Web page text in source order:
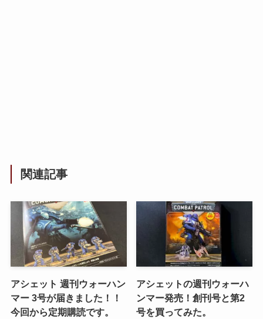
関連記事
アシェット 週刊ウォーハン
マー 3号が届きました！！
今回から定期購読です。
アシェットの週刊ウォーハ
ンマー発売！創刊号と第2
号を買ってみた。